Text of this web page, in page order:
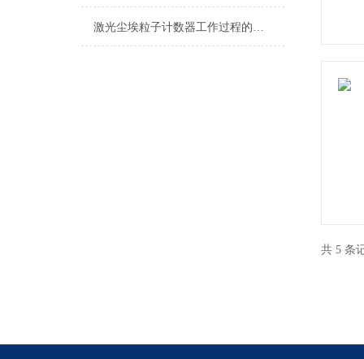
激光尘埃粒子计数器工作过程的简述
共 5 条